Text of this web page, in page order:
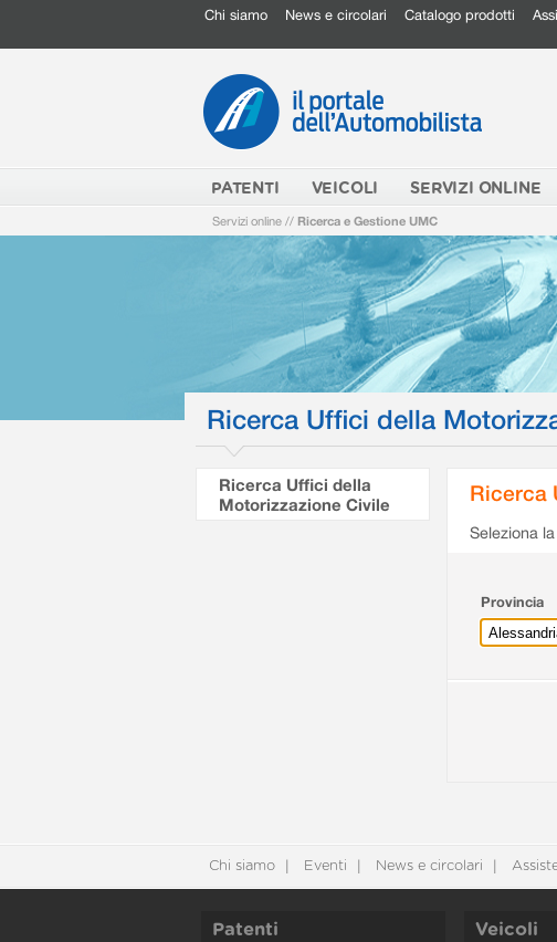
Chi siamo News e circolari Catalogo prodotti
PATENTI VEICOLI SERVIZI ONLINE
Servizi online // Ricerca e Gestione UMC
Ricerca Uffici della
Ricerca Uffici della
Motorizzazione Civile
Ricerca
Seleziona
Provincia
Chi siamo Eventi News e circolari
Patenti Veicoli